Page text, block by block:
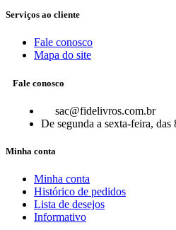
Serviços ao cliente
Fale conosco
Mapa do site
Fale conosco
sac@fidelivros.com.br
De segunda a sexta-feira,
Minha conta
Minha conta
Histórico de pedidos
Lista de desejos
Informativo